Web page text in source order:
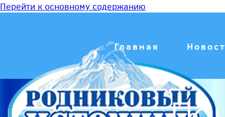
Перейти к основному содержанию
Главная